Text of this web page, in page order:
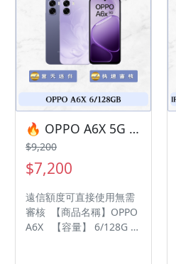
尾鎮林森路二段200號 電
話:05-6339809 在地經營
🔥 OPPO A6X 5G 6/128G 有額度快速過件 🎯 想換新機？現在就是最佳時機！現貨當天審件當天過件即可以馬上寄出
$9,200
$7,200
遠信額度可直接使用無需
審核 【商品名稱】OPPO
A6X 【容量】 6/128G ‼️